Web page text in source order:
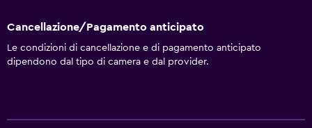
Accesso con chiave magnetica
Check-out veloce
Cassetta di sicurezza
Cancellazione/Pagamento anticipato
Le condizioni di cancellazione e di pagamento anticipato
dipendono dal tipo di camera e dal provider.